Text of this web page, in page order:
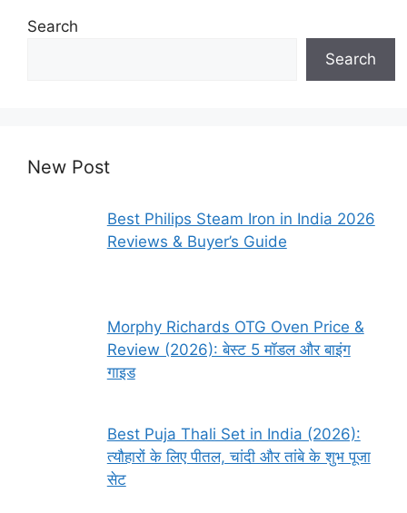
Search
Search
New Post
Best Philips Steam Iron in India 2026
Reviews & Buyer’s Guide
Morphy Richards OTG Oven Price &
Review (2026): बेस्ट 5 मॉडल और बाइंग
गाइड
Best Puja Thali Set in India (2026):
त्यौहारों के लिए पीतल, चांदी और तांबे के शुभ पूजा
सेट